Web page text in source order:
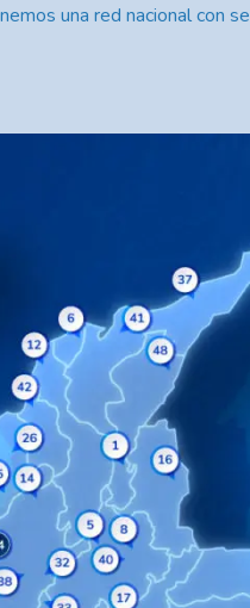
una red nacional con